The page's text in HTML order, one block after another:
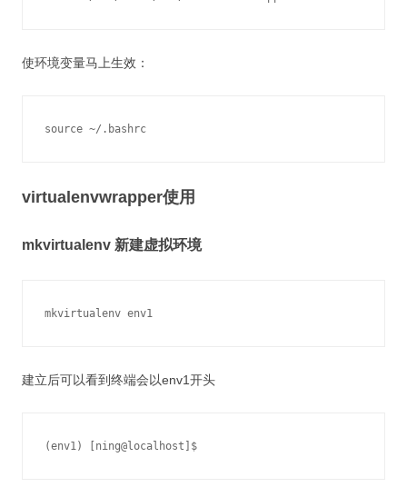
使环境变量马上生效：
virtualenvwrapper使用
mkvirtualenv 新建虚拟环境
建立后可以看到终端会以env1开头